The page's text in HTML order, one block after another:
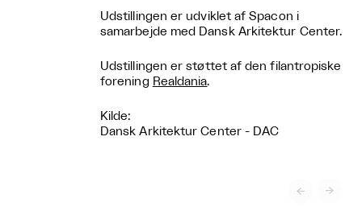
Udstillingen er udviklet af Spacon i
samarbejde med Dansk Arkitektur Center.
Udstillingen er støttet af den filantropiske
forening Realdania.
Kilde:
Dansk Arkitektur Center - DAC
 